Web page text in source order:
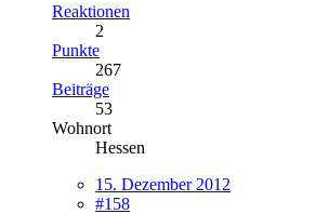
Reaktionen
2
Punkte
267
Beiträge
53
Wohnort
Hessen
15. Dezember 2012
#158